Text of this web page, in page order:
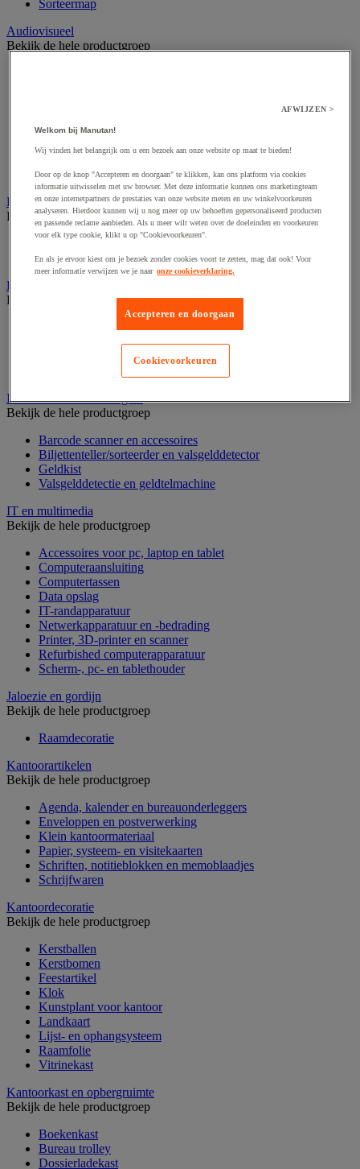
Sorteermap
Audiovisueel
Bekijk de hele productgroep
Professionele audio en geluidsopname
Projectie en videoprojectie-apparatuur
Tv, dvd-speler en Blu-ray
Bewegwijzering en aanduidingsborden
Bekijk de hele productgroep
Deurnaambord
Pictogram
Folderrek en -houder
Bekijk de hele productgroep
Mobiel folderrek
Tafel folderstandaard
Inname en beheer van geld
Bekijk de hele productgroep
Barcode scanner en accessoires
Biljettenteller/sorteerder en valsgelddetector
Geldkist
Valsgelddetectie en geldtelmachine
IT en multimedia
Bekijk de hele productgroep
Accessoires voor pc, laptop en tablet
Computeraansluiting
Computertassen
Data opslag
IT-randapparatuur
Netwerkapparatuur en -bedrading
Printer, 3D-printer en scanner
Refurbished computerapparatuur
Scherm-, pc- en tablethouder
Jaloezie en gordijn
Bekijk de hele productgroep
Raamdecoratie
Kantoorartikelen
Bekijk de hele productgroep
Agenda, kalender en bureauonderleggers
Enveloppen en postverwerking
Klein kantoormateriaal
Papier, systeem- en visitekaarten
Schriften, notitieblokken en memoblaadjes
Schrijfwaren
Kantoordecoratie
Bekijk de hele productgroep
Kerstballen
Kerstbomen
Feestartikel
Klok
Kunstplant voor kantoor
Landkaart
Lijst- en ophangsysteem
Raamfolie
Vitrinekast
Kantoorkast en opbergruimte
Bekijk de hele productgroep
Boekenkast
Bureau trolley
Dossierladekast
AFWIJZEN >
Welkom bij Manutan!
Wij vinden het belangrijk om u een bezoek aan onze website op maat te bieden!
Door op de knop "Accepteren en doorgaan" te klikken, kan ons platform via cookies
informatie uitwisselen met uw browser. Met deze informatie kunnen ons marketingteam
en onze internetpartners de prestaties van onze website meten en uw winkelvoorkeuren
analyseren. Hierdoor kunnen wij u nog meer op uw behoeften gepersonaliseerd producten
en passende reclame aanbieden. Als u meer wilt weten over de doeleinden en voorkeuren
voor elk type cookie, klikt u op "Cookievoorkeuren".
En als je ervoor kiest om je bezoek zonder cookies voort te zetten, mag dat ook! Voor
meer informatie verwijzen we je naar onze cookieverklaring.
Accepteren en doorgaan
Cookievoorkeuren